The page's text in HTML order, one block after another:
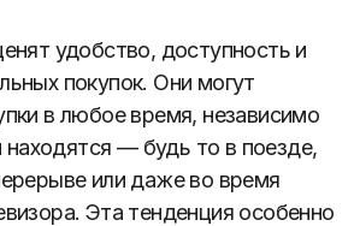
удобство, доступность и
покупок. Они могут
в любое время, независимо
находятся — будь то в поезде,
или даже во время
Эта тенденция особенно